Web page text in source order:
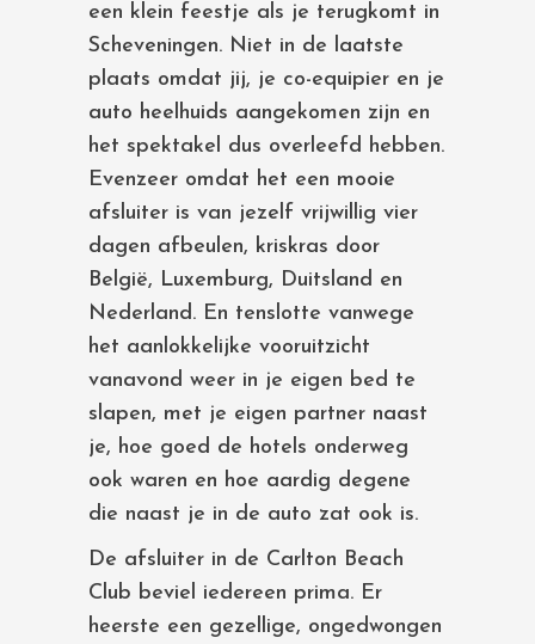
een klein feestje als je terugkomt in
Scheveningen. Niet in de laatste
plaats omdat jij, je co-equipier en je
auto heelhuids aangekomen zijn en
het spektakel dus overleefd hebben.
Evenzeer omdat het een mooie
afsluiter is van jezelf vrijwillig vier
dagen afbeulen, kriskras door
België, Luxemburg, Duitsland en
Nederland. En tenslotte vanwege
het aanlokkelijke vooruitzicht
vanavond weer in je eigen bed te
slapen, met je eigen partner naast
je, hoe goed de hotels onderweg
ook waren en hoe aardig degene
die naast je in de auto zat ook is.
De afsluiter in de Carlton Beach
Club beviel iedereen prima. Er
heerste een gezellige, ongedwongen